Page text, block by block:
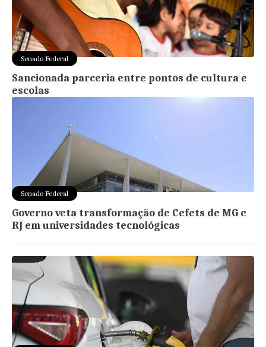
Senado Federal
Sancionada parceria entre pontos de cultura e
escolas
Senado Federal
Governo veta transformação de Cefets de MG e
RJ em universidades tecnológicas